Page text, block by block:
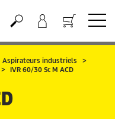
Aspirateurs industriels
IVR 60/30 Sc M ACD